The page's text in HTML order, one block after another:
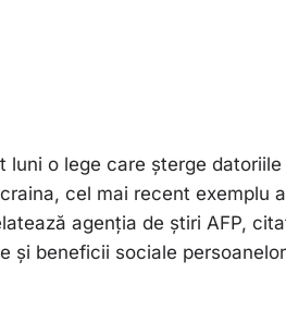
luni o lege care şterge
cel mai recent exemplu
agenția de știri AFP,
şi beneficii sociale